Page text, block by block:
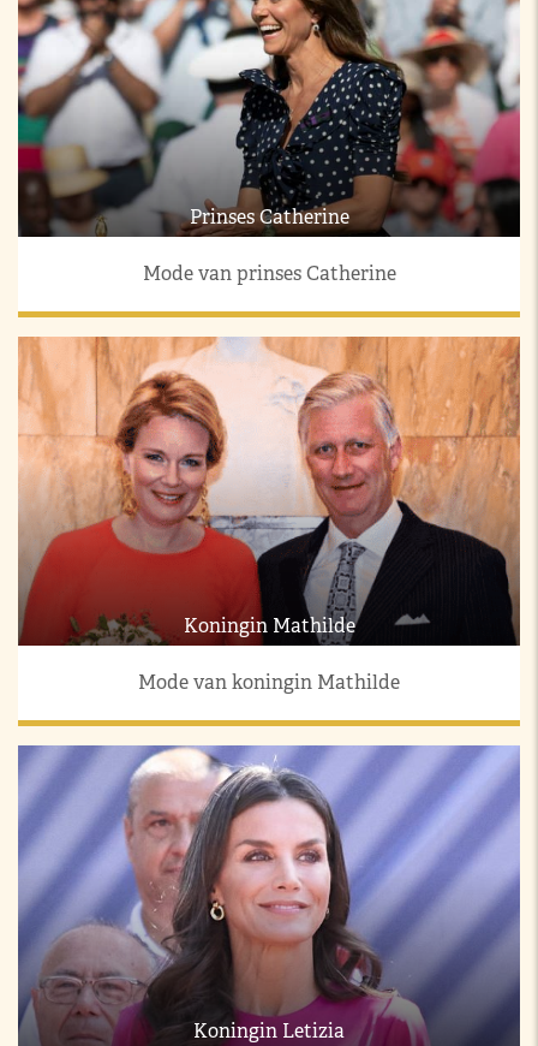
Prinses Catherine
Mode van prinses Catherine
Koningin Mathilde
Mode van koningin Mathilde
Koningin Letizia